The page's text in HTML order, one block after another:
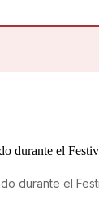
durante el